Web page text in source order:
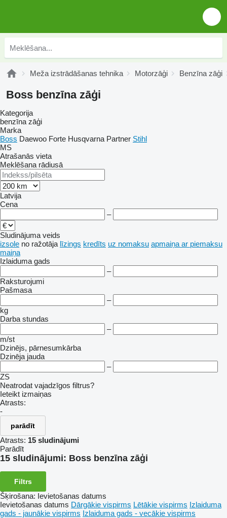
Meža izstrādāšanas tehnika Motorzāģi Benzīna zāģi
Boss benzīna zāģi
Kategorija
benzīna zāģi
Marka
Boss Daewoo Forte Husqvarna Partner Stihl
MS
Atrašanās vieta
Meklēšana rādiusā
Latvija
Cena
–
Sludinājuma veids
izsole no ražotāja līzings kredīts uz nomaksu apmaiņa ar piemaksu
maiņa
Izlaiduma gads
–
Raksturojumi
Pašmasa
–
kg
Darba stundas
–
m/st
Dzinējs, pārnesumkārba
Dzinēja jauda
–
ZS
Neatrodat vajadzīgos filtrus?
Ieteikt izmaiņas
Atrasts:
-
parādīt
Atrasts: 15 sludinājumi
Parādīt
15 sludinājumi: Boss benzīna zāģi
Filtrs
Šķirošana: Ievietošanas datums
Ievietošanas datums Dārgākie vispirms Lētākie vispirms Izlaiduma
gads - jaunākie vispirms Izlaiduma gads - vecākie vispirms